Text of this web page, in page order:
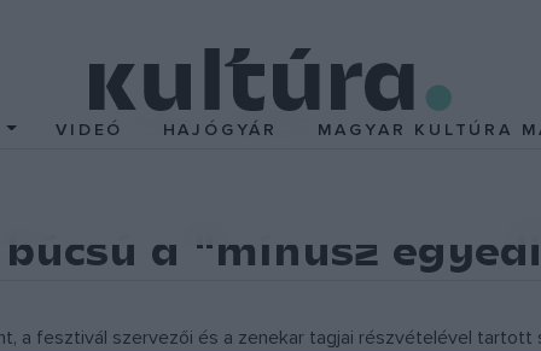
VIDEÓ HAJÓGYÁR MAGYAR KULTÚRA
a "mínusz
a fesztivál szervezői és a zenekar tagjai részvételével